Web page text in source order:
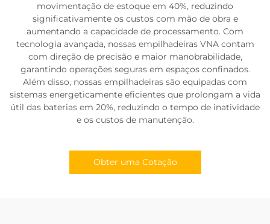
movimentação de estoque em 40%, reduzindo
significativamente os custos com mão de obra e
aumentando a capacidade de processamento. Com
tecnologia avançada, nossas empilhadeiras VNA contam
com direção de precisão e maior manobrabilidade,
garantindo operações seguras em espaços confinados.
Além disso, nossas empilhadeiras são equipadas com
sistemas energeticamente eficientes que prolongam a vida
útil das baterias em 20%, reduzindo o tempo de inatividade
e os custos de manutenção.
Obter uma Cotação